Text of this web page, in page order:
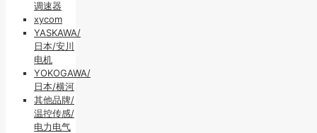
调速器
xycom
YASKAWA/
日本/安川
电机
YOKOGAWA/
日本/横河
其他品牌/
温控传感/
电力电气